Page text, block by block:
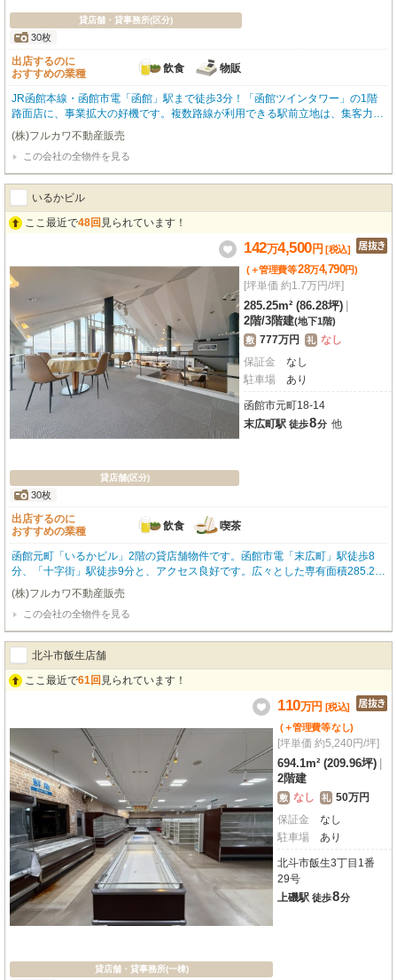
貸店舗・貸事務所(区分)
30枚
出店するのに
おすすめの業種
飲食 物販
JR函館本線・函館市電「函館」駅まで徒歩3分！「函館ツインタワー」の1階
路面店に、事業拡大の好機です。複数路線が利用できる駅前立地は、集客力に
期待が持てます。広々408.49m²のスケルトン物件は、飲食全般（重飲食含
む）や小売・物販など、多様な業種に対応可能。前面ガラス張りで視認性も高
く、お客様を惹きつけます。周辺にはコンビニ、銀行、飲食店、観光名所の朝
市も近く、ビジネスに便利な環境です。常駐管理で安心。エレベーター、OA
フロア、光ファイバーなど設備も充実。24時間利用可能で、ビジネスチャンス
を逃しません。この機会に、函館の玄関口で新たなビジネスを始めてみません
か？まずはお気軽にお問い合わせください。
(株)フルカワ不動産販売
この会社の全物件を見る
いるかビル
ここ最近で48回 見られています！
貸店舗(区分)
30枚
142万4,500円 [税込]
(＋管理費等28万4,790円)
[坪単価 約1.7万円/坪]
285.25m² (86.28坪)
2階/3階建(地下1階)
敷 777万円 礼 なし
保証金
なし
駐車場
あり
函館市元町18-14
末広町駅 徒歩8分 他
出店するのに
おすすめの業種
飲食 喫茶
函館元町「いるかビル」2階の貸店舗物件です。函館市電「末広町」駅徒歩8
分、「十字街」駅徒歩9分と、アクセス良好です。広々とした専有面積285.25
m²で、飲食全般（重飲食可）やカフェにおすすめ。前面ガラス張りで視認性が
高く、袖看板も設置可能。店舗運営をサポートします。エアコン、エレベータ
ー、ガス・給排水設備、男女別トイレなど設備も充実。さらに、店舗運営に嬉
しい無料駐車場が10台分も利用可能！集客も期待できます。函館山ロープウェ
イや元町公園など観光スポットが点在するエリアで、多くの人通りが期待でき
ます。新たなビジネスチャンスをこの場所で。ぜひご検討ください。
(株)フルカワ不動産販売
この会社の全物件を見る
北斗市飯生店舗
ここ最近で61回 見られています！
貸店舗・貸事務所(一棟)
110万円 [税込]
(＋管理費等なし)
[坪単価 約5,240円/坪]
694.1m² (209.96坪)
2階建
敷 なし 礼 50万円
保証金
なし
駐車場
あり
北斗市飯生3丁目1番
29号
上磯駅 徒歩8分